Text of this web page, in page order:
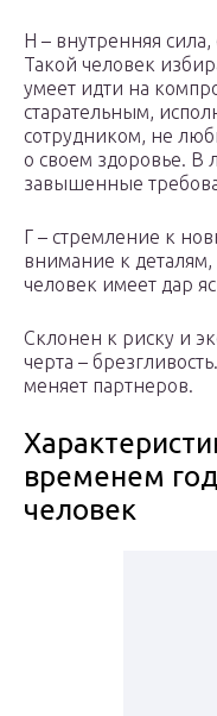
Н – внутренняя сила,
Такой человек
умеет идти на
старательным,
сотрудником, не
о своем здоровье. В
завышенные
Г – стремление к
внимание к деталям,
человек имеет дар
Склонен к риску и
черта –
меняет партнеров.
временем
человек